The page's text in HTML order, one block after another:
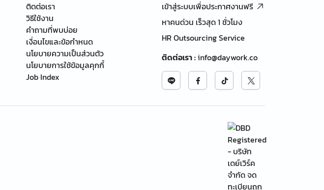
ติดต่อเรา
วิธีใช้งาน
คำถามที่พบบ่อย
เงื่อนไขและข้อกำหนด
นโยบายความเป็นส่วนตัว
นโยบายการใช้ข้อมูลคุกกี้
Job Index
เข้าสู่ระบบเพื่อประกาศงานฟรี
หาคนด่วน เร็วสุด 1 ชั่วโมง
HR Outsourcing Service
ติดต่อเรา:info@daywork.co